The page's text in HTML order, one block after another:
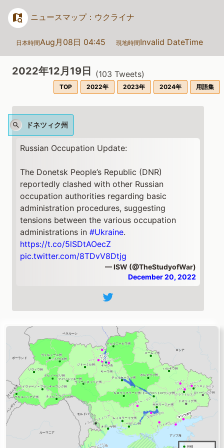
ニュースマップ：ウクライナ
日本時間Aug月08日 04:45 現地時間Invalid DateTime
2022年12月19日 (103 Tweets)
TOP 2022年 2023年 2024年 用語集
ドネツィク州
Russian Occupation Update:
The Donetsk People’s Republic (DNR)
reportedly clashed with other Russian
occupation authorities regarding basic
administration procedures, suggesting
tensions between the various occupation
administrations in #Ukraine.
https://t.co/5lSDtAOecZ
pic.twitter.com/8TDvV8Dtjg
— ISW (@TheStudyofWar)
December 20, 2022
ヘルソン州
Southern#UkraineUpdate:
Ukrainian officials reported that Russian
forces are pulling back some elements from
areas along the east (left) bank of the Dnipro
River in
#Kherson
Oblast.
https://t.co/5lSDtAOecZ